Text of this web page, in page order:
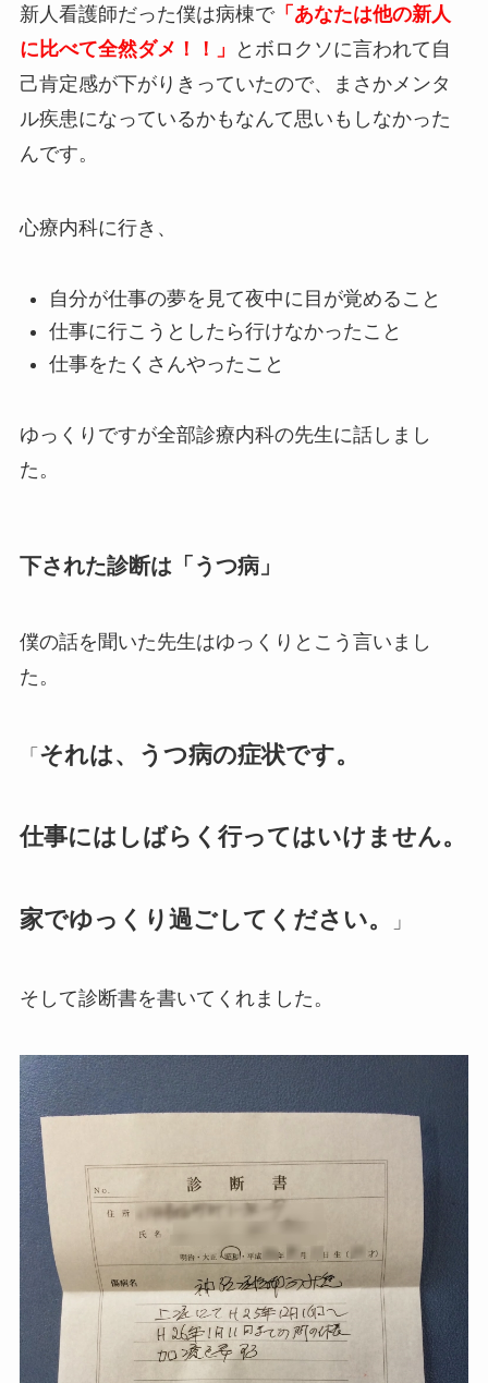
新人看護師だった僕は病棟で「あなたは他の新人
に比べて全然ダメ！！」
とボロクソに言われて自
己肯定感が下がりきっていたので、まさかメンタ
ル疾患になっているかもなんて思いもしなかった
んです。
心療内科に行き、
自分が仕事の夢を見て夜中に目が覚めること
仕事に行こうとしたら行けなかったこと
仕事をたくさんやったこと
ゆっくりですが全部診療内科の先生に話しまし
た。
下された診断は「うつ病」
僕の話を聞いた先生はゆっくりとこう言いまし
た。
「 それは、うつ病の症状です。
仕事にはしばらく行ってはいけません。
家でゆっくり過ごしてください。 」
そして診断書を書いてくれました。